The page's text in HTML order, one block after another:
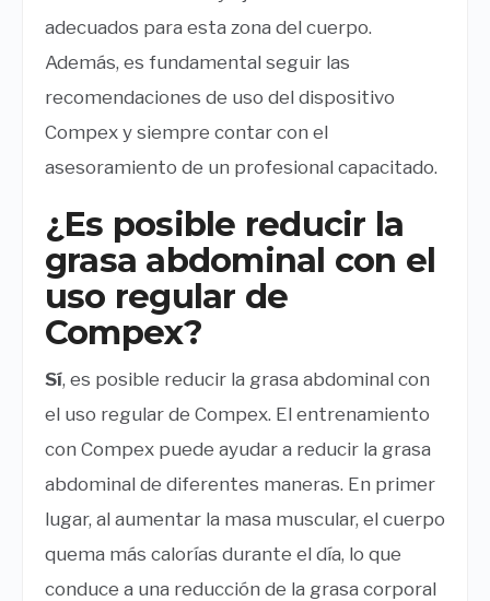
adecuados para esta zona del cuerpo.
Además, es fundamental seguir las
recomendaciones de uso del dispositivo
Compex y siempre contar con el
asesoramiento de un profesional capacitado.
¿Es posible reducir la
grasa abdominal con el
uso regular de
Compex?
Sí, es posible reducir la grasa abdominal con
el uso regular de Compex. El entrenamiento
con Compex puede ayudar a reducir la grasa
abdominal de diferentes maneras. En primer
lugar, al aumentar la masa muscular, el cuerpo
quema más calorías durante el día, lo que
conduce a una reducción de la grasa corporal